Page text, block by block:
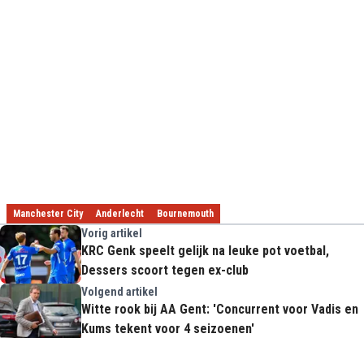
Manchester City Anderlecht Bournemouth
Vorig artikel
KRC Genk speelt gelijk na leuke pot voetbal,
Dessers scoort tegen ex-club
Volgend artikel
Witte rook bij AA Gent: 'Concurrent voor Vadis en
Kums tekent voor 4 seizoenen'